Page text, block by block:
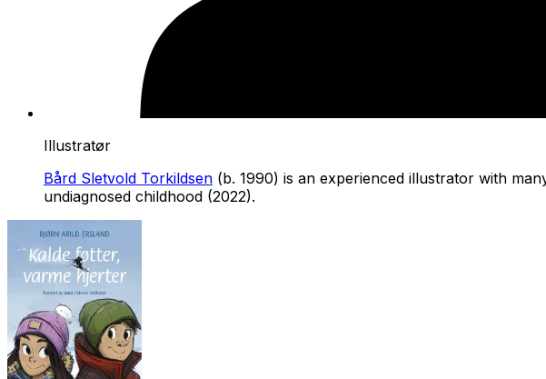
Illustratør
Bård Sletvold Torkildsen (b. 1990) is an experienced illustrator with
undiagnosed childhood (2022).